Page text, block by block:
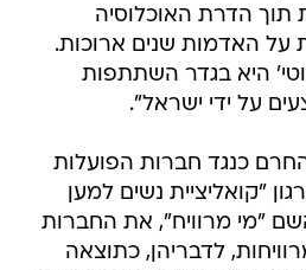
תוך הדרת האוכלוסיה
על האדמות שנים ארוכות.
היא בגדר השתתפות
על ידי ישראל".
כנגד חברות הפועלות
"קואליציית נשים למען
"מי מרוויח", את החברות
לדבריהן, כתוצאה